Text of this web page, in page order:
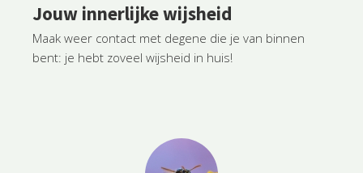
Jouw innerlijke wijsheid
Maak weer contact met degene die je van binnen
bent: je hebt zoveel wijsheid in huis!